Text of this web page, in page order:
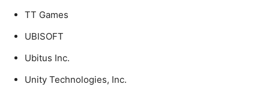
TT Games
UBISOFT
Ubitus Inc.
Unity Technologies, Inc.